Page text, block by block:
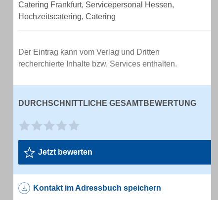
Catering Frankfurt, Servicepersonal Hessen,
Hochzeitscatering, Catering
Der Eintrag kann vom Verlag und Dritten
recherchierte Inhalte bzw. Services enthalten.
DURCHSCHNITTLICHE GESAMTBEWERTUNG
Jetzt bewerten
Kontakt im Adressbuch speichern